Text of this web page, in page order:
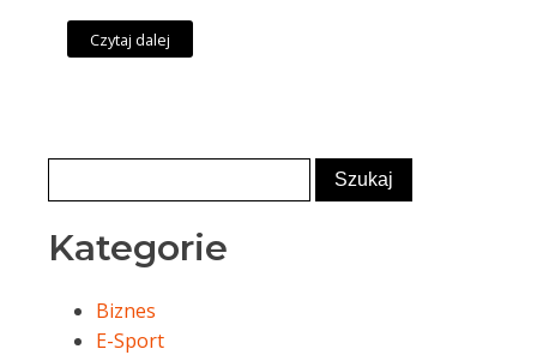
Czytaj dalej
Kategorie
Biznes
E-Sport